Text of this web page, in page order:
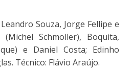
Souza, Jorge Fellipe e
Schmoller), Boquita,
e Daniel Costa; Edinho
Técnico: Flávio Araújo.